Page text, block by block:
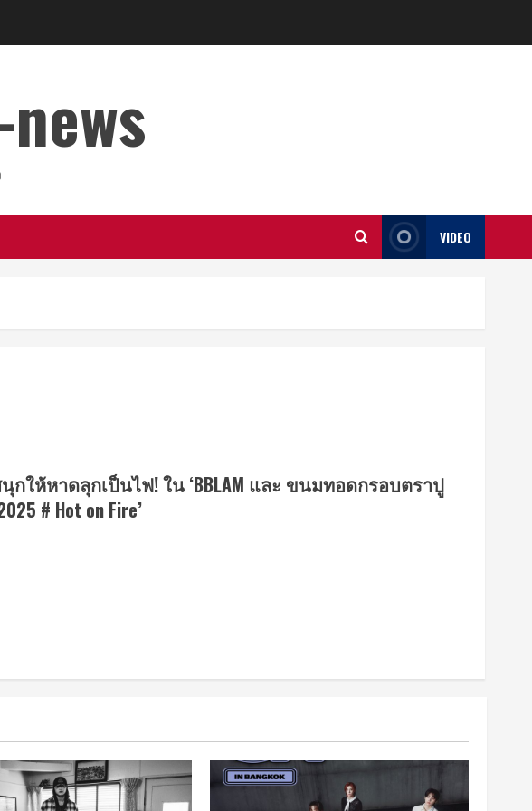
VIDEO
นุกให้หาดลุกเป็นไฟ! ใน ‘BBLAM และ ขนมทอดกรอบตราปู
# Hot on Fire’